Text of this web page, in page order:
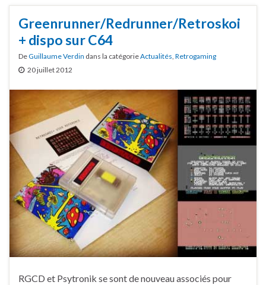
Greenrunner/Redrunner/Retroskoi
+ dispo sur C64
DeGuillaume Verdin dans la catégorieActualités, Retrogaming
20 juillet 2012
RGCD et Psytronik se sont de nouveau associés pour